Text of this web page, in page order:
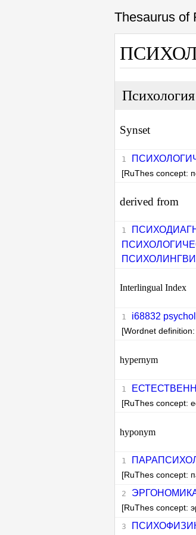
Thesaurus of
Synset
[RuThes concept:
derived from
Interlingual Index
i68832
[Wordnet
hypernym
[RuThes concept:
hyponym
[RuThes concept:
[RuThes concept: